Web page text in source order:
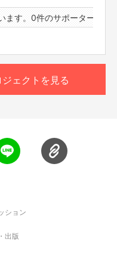
対応いたします。
す。0件のサポーターと1件
ェクトを見る
ション
出版